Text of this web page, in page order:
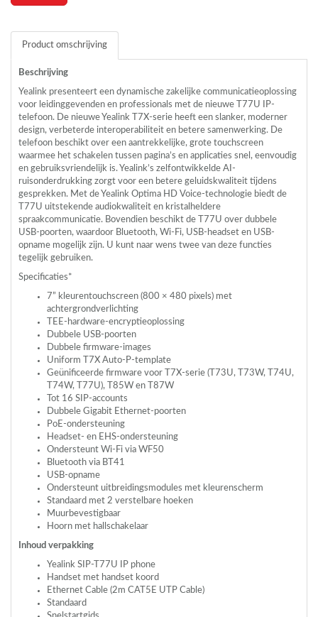
Product omschrijving
Beschrijving
Yealink presenteert een dynamische zakelijke communicatieoplossing
voor leidinggevenden en professionals met de nieuwe T77U IP-
telefoon. De nieuwe Yealink T7X-serie heeft een slanker, moderner
design, verbeterde interoperabiliteit en betere samenwerking. De
telefoon beschikt over een aantrekkelijke, grote touchscreen
waarmee het schakelen tussen pagina’s en applicaties snel, eenvoudig
en gebruiksvriendelijk is. Yealink’s zelfontwikkelde AI-
ruisonderdrukking zorgt voor een betere geluidskwaliteit tijdens
gesprekken. Met de Yealink Optima HD Voice-technologie biedt de
T77U uitstekende audiokwaliteit en kristalheldere
spraakcommunicatie. Bovendien beschikt de T77U over dubbele
USB-poorten, waardoor Bluetooth, Wi-Fi, USB-headset en USB-
opname mogelijk zijn. U kunt naar wens twee van deze functies
tegelijk gebruiken.
Specificaties*
7” kleurentouchscreen (800 × 480 pixels) met
achtergrondverlichting
TEE-hardware-encryptieoplossing
Dubbele USB-poorten
Dubbele firmware-images
Uniform T7X Auto-P-template
Geünificeerde firmware voor T7X-serie (T73U, T73W, T74U,
T74W, T77U), T85W en T87W
Tot 16 SIP-accounts
Dubbele Gigabit Ethernet-poorten
PoE-ondersteuning
Headset- en EHS-ondersteuning
Ondersteunt Wi-Fi via WF50
Bluetooth via BT41
USB-opname
Ondersteunt uitbreidingsmodules met kleurenscherm
Standaard met 2 verstelbare hoeken
Muurbevestigbaar
Hoorn met hallschakelaar
Inhoud verpakking
Yealink SIP-T77U IP phone
Handset met handset koord
Ethernet Cable (2m CAT5E UTP Cable)
Standaard